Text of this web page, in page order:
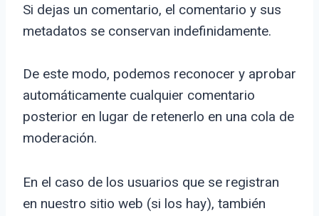
Si dejas un comentario, el comentario y sus
metadatos se conservan indefinidamente.
De este modo, podemos reconocer y aprobar
automáticamente cualquier comentario
posterior en lugar de retenerlo en una cola de
moderación.
En el caso de los usuarios que se registran
en nuestro sitio web (si los hay), también